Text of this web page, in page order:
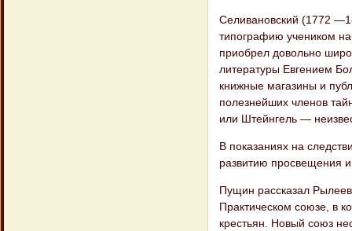
Селивановский (1772
типографию учеником
приобрел довольно
литературы Евгением
книжные магазины и
полезнейших членов
или Штейнгель —
В показаниях на
развитию просвещения
Пущин рассказал
Практическом союзе, в
крестьян. Новый союз